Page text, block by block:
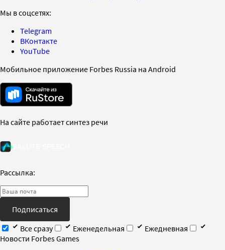
Мы в соцсетях:
Telegram
ВКонтакте
YouTube
Мобильное приложение Forbes Russia на Android
На сайте работает синтез речи
Рассылка:
Подписаться
Все сразу
Еженедельная
Ежедневная
Новости Forbes Games